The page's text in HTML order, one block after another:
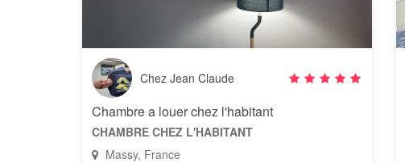
Chez Jean Claude
Chambre a louer chez l'habitant
CHAMBRE CHEZ L'HABITANT
Massy, France